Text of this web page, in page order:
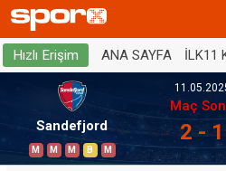
Hızlı Erişim ANA SAYFA İLK11
Sandefjord
M M M B M
Maç
2 - 1